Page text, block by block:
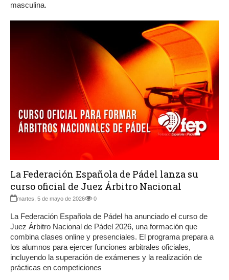
masculina.
La Federación Española de Pádel lanza su
curso oficial de Juez Árbitro Nacional
martes, 5 de mayo de 2026 0
La Federación Española de Pádel ha anunciado el curso de
Juez Árbitro Nacional de Pádel 2026, una formación que
combina clases online y presenciales. El programa prepara a
los alumnos para ejercer funciones arbitrales oficiales,
incluyendo la superación de exámenes y la realización de
prácticas en competiciones